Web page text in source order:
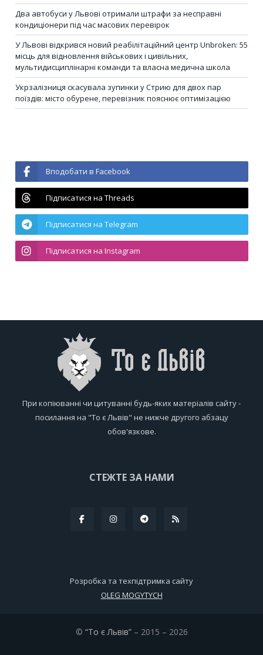
Два автобуси у Львові отримали штрафи за несправні
кондиціонери під час масових перевірок
У Львові відкрився новий реабілітаційний центр Unbroken: 55
місць для відновлення військових і цивільних,
мультидисциплінарні команди та власна медична школа
Укрзалізниця скасувала зупинки у Стрию для двох пар
поїздів: місто обурене, перевізник пояснює оптимізацією
Вподобати в Facebook
Підписатися на Threads
Підписатися на Telegram
Підписатися на Instagram
При копіюванні чи цитуванні будь-яких матеріалів сайту -
посилання на "То є Львів" не нижче другого абзацу
обов'язкове.
СТЕЖТЕ ЗА НАМИ
Розробка та техпідтримка сайту
OLEG MOGYTYCH
© “То є Львів”– 2015 – 2026